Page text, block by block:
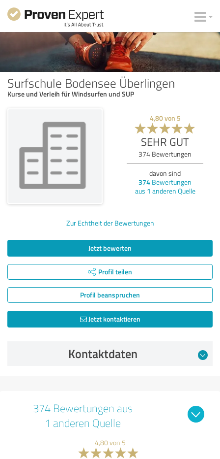
Surfschule Bodensee Überlingen
Kurse und Verleih für Windsurfen und SUP
4,80von 5
SEHR GUT
374 Bewertungen
davon sind
374 Bewertungen
aus 1 anderen Quelle
Zur Echtheit der Bewertungen
Jetzt bewerten
Profil teilen
Profil beanspruchen
Jetzt kontaktieren
Kontaktdaten
374 Bewertungen aus
1 anderen Quelle
4,80 von 5